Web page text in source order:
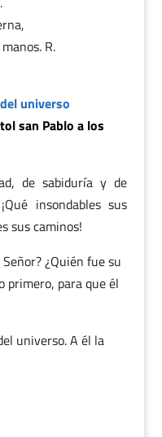
R.
universo
san Pablo a los
de sabiduría y de
insondables sus
sus caminos!
¿Quién fue su
primero, para que él
universo. A él la